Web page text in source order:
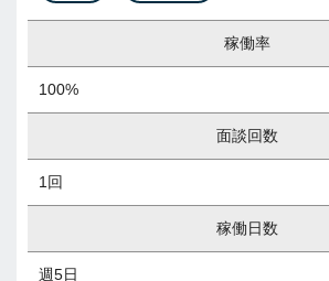
稼働率
100%
面談回数
1回
稼働日数
週5日